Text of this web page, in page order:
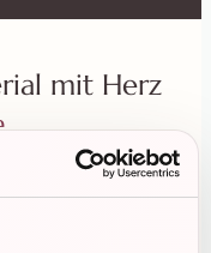
mit Herz
für einen